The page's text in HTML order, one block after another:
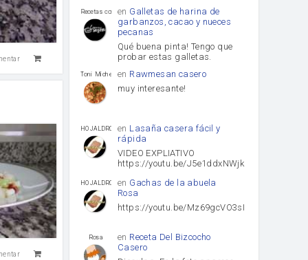
Recetas con sazon
en Galletas de harina de
garbanzos, cacao y nueces
pecanas
Qué buena pinta! Tengo que
probar estas galletas.
Toni Michel Caubet
en Rawmesan casero
muy interesante!
HOJALDROSA TV
en Lasaña casera fácil y
rápida
VIDEO EXPLIATIVO
https://youtu.be/J5e1ddxNWjk
HOJALDROSA TV
en Gachas de la abuela
Rosa
https://youtu.be/Mz69gcVO3sI
Rosa en Receta Del Bizcocho
Casero